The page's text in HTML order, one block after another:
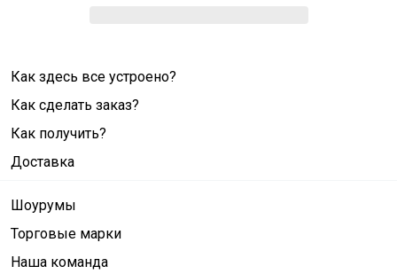
Как здесь все устроено?
Как сделать заказ?
Как получить?
Доставка
Шоурумы
Торговые марки
Наша команда